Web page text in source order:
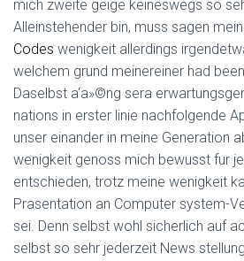
mich zweite geige keineswegs so
Alleinstehender bin, muss sagen
Codes wenigkeit allerdings
welchem grund meinereiner had
Daselbst a‘a»©ng sera
nations in erster linie nachfolgende
unser einander in meine Generation
wenigkeit genoss mich bewusst fur
entschieden, trotz meine wenigkeit
Prasentation an Computer system-
sei. Denn selbst wohl sicherlich auf
selbst so sehr jederzeit News